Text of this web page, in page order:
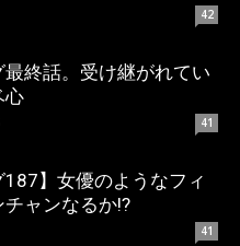
42
終話。受け継がれてい
心
41
187】女優のようなフィ
チャンなるか!?
41